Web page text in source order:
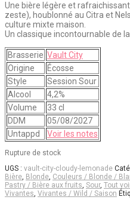
Une bière légère et
zeste), houblonné au Citra et
culture mixte maison.
Un classique incontournable de
Brasserie Vault City
Origine
Écosse
Style
Session Sour
Alcool
4,2%
Volume
33 cl
DDM
05/08/2027
Untappd
Voir les notes
Rupture de stock
UGS : vault-city-cloudy-lemonade
Bière, Blonde, Couleurs / Blonde /
Pastry / Bière aux fruits, Sour, Tout
Vivantes, Vivantes / Wild / Saison